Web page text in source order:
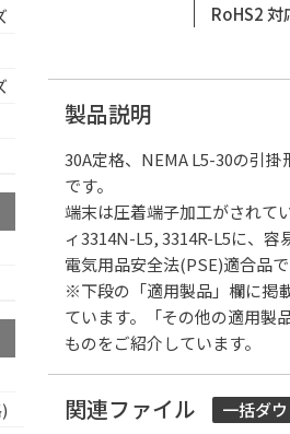
RoHS2 対
製品説明
30A定格、NEMA L5-30の引
です。
端末は圧着端子加工がされて
ィ3314N-L5, 3314R-L5に、容
電気用品安全法(PSE)適合品で
※下段の「適用製品」欄に掲
ています。「その他の適用製
ものをご紹介しています。
関連ファイル 一括ダ